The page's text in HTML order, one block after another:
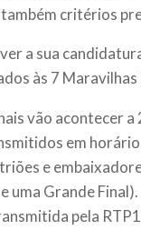
critérios
a sua
às 7
vão acontecer
em
e
uma Grande Final).
pela